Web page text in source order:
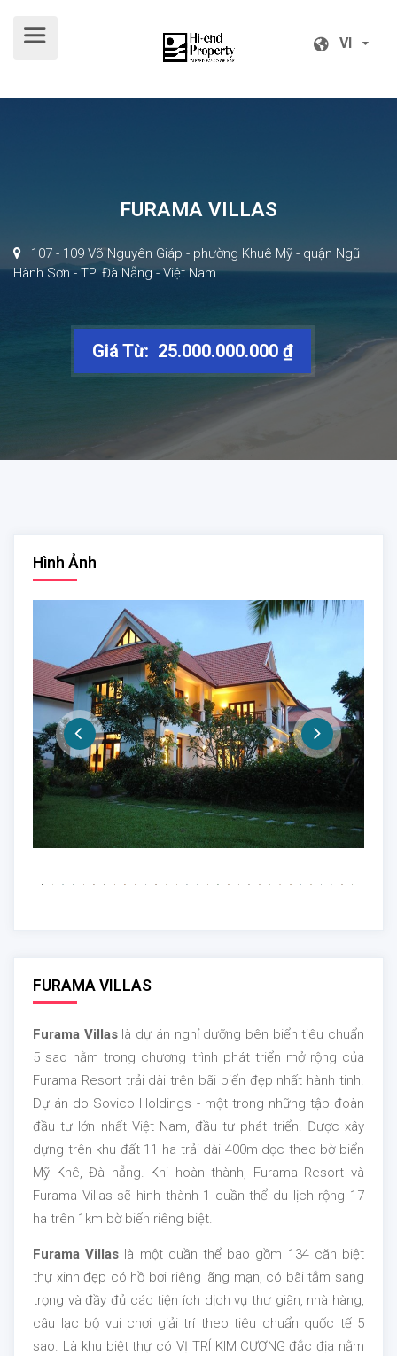
VI
VI
FURAMA VILLAS
107 - 109 Võ Nguyên Giáp - phường Khuê Mỹ - quận Ngũ
Hành Sơn - TP. Đà Nẵng - Việt Nam
Giá Từ: 25.000.000.000 ₫
Hình Ảnh
FURAMA VILLAS
Furama Villaslà dự án nghỉ dưỡng bên biển tiêu chuẩn
5 sao nằm trong chương trình phát triển mở rộng của
Furama Resort trải dài trên bãi biển đẹp nhất hành tinh.
Dự án do Sovico Holdings - một trong những tập đoàn
đầu tư lớn nhất Việt Nam, đầu tư phát triển. Được xây
dựng trên khu đất 11 ha trải dài 400m dọc theo bờ biển
Mỹ Khê, Đà nẵng. Khi hoàn thành, Furama Resort và
Furama Villas sẽ hình thành 1 quần thể du lịch rộng 17
ha trên 1km bờ biển riêng biệt.
Furama Villas là một quần thể bao gồm 134 căn biệt
thự xinh đẹp có hồ bơi riêng lãng mạn, có bãi tắm sang
trọng và đầy đủ các tiện ích dịch vụ thư giãn, nhà hàng,
câu lạc bộ vui chơi giải trí theo tiêu chuẩn quốc tế 5
sao. Là khu biệt thự có VỊ TRÍ KIM CƯƠNG đắc địa nằm